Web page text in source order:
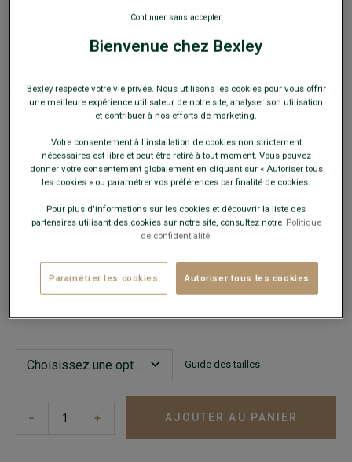
Double fil - Coupe standard
59€Le 2e pull laine au choix
Payez en plusieurs fois dès 199€ d'achat
COULEURS DISPONIBLES
Guide des tailles
− + AJOUTER AU PANIER
Bienvenue chez Bexley
Bexley respecte votre vie privée. Nous utilisons les cookies pour vous offrir
une meilleure expérience utilisateur de notre site, analyser son utilisation
et contribuer à nos efforts de marketing.
Votre consentement à l'installation de cookies non strictement
nécessaires est libre et peut être retiré à tout moment. Vous pouvez
donner votre consentement globalement en cliquant sur « Autoriser tous
les cookies » ou paramétrer vos préférences par finalité de cookies.
Pour plus d'informations sur les cookies et découvrir la liste des
partenaires utilisant des cookies sur notre site, consultez notre Politique
de confidentialité.
Paramétrer les cookies Autoriser tous les cookies
Continuer sans accepter